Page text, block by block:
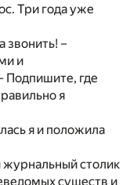
Три года уже
звонить! –
и
Подпишите, где
я
я и положила
журнальный столик
существ и